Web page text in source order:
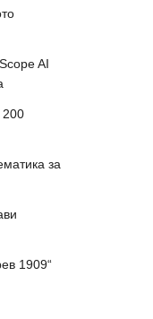
AI
200
за
1909“